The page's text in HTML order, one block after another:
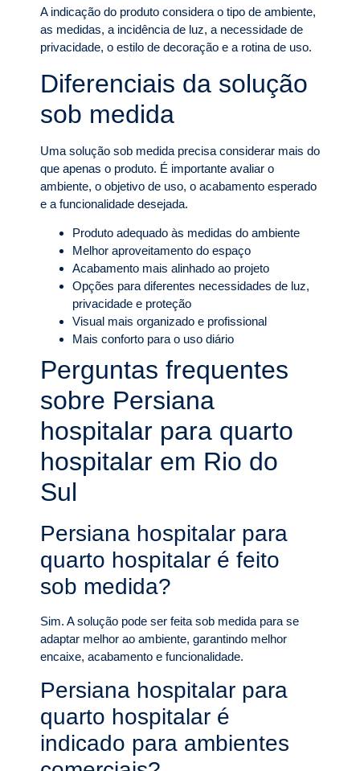
A indicação do produto considera o tipo de ambiente,
as medidas, a incidência de luz, a necessidade de
privacidade, o estilo de decoração e a rotina de uso.
Diferenciais da solução
sob medida
Uma solução sob medida precisa considerar mais do
que apenas o produto. É importante avaliar o
ambiente, o objetivo de uso, o acabamento esperado
e a funcionalidade desejada.
Produto adequado às medidas do ambiente
Melhor aproveitamento do espaço
Acabamento mais alinhado ao projeto
Opções para diferentes necessidades de luz,
privacidade e proteção
Visual mais organizado e profissional
Mais conforto para o uso diário
Perguntas frequentes
sobre Persiana
hospitalar para quarto
hospitalar em Rio do
Sul
Persiana hospitalar para
quarto hospitalar é feito
sob medida?
Sim. A solução pode ser feita sob medida para se
adaptar melhor ao ambiente, garantindo melhor
encaixe, acabamento e funcionalidade.
Persiana hospitalar para
quarto hospitalar é
indicado para ambientes